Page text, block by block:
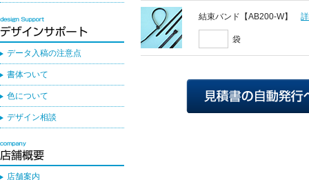
結束バンド【AB200-W】
袋
データ入稿の注意点
書体ついて
色について
デザイン相談
店舗案内